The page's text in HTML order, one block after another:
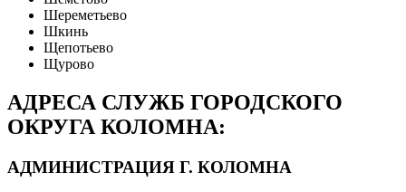
Шереметьево
Шкинь
Щепотьево
Щурово
АДРЕСА СЛУЖБ ГОРОДСКОГО
ОКРУГА КОЛОМНА:
АДМИНИСТРАЦИЯ Г. КОЛОМНА